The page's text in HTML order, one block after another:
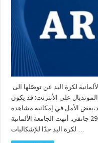
بعد عدّة أشهر من التوتّر، أعلنت الجامعة الألمانية لكرة اليد عن توصّلها الى
2017. إقتراح ببثّ المونديال على الأنترنت: قد يكون
الأمل في إمكانية مشاهدة
المونديال الّذي سيدور بفرنسا من 11 إلى 29 جانفي. أنهت الجامعة الألمانية
لكرة اليد حدّا للإشكاليات …